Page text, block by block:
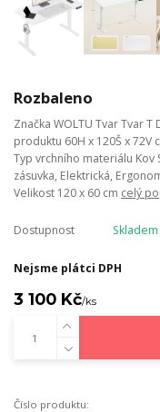
Rozbaleno
Značka WOLTU Tvar Tvar
produktu 60H x 120Š x 72V
Typ vrchního materiálu Kov
zásuvka, Elektrická,
Velikost 120 x 60 cm celý
Dostupnost Skladem
Nejsme plátci DPH
3 100 Kč/ks
Číslo produktu: